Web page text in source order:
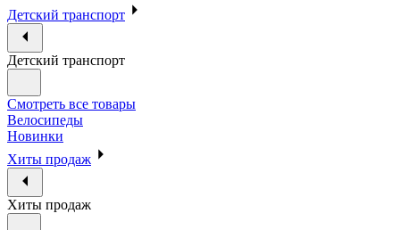
Детский транспорт
Детский транспорт
Смотреть все товары
Велосипеды
Новинки
Хиты продаж
Хиты продаж